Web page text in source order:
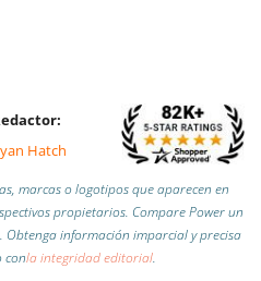
Hatch
marcas o logotipos que aparecen en
propietarios. Compare Power un
Obtenga información imparcial y precisa
conla integridad editorial.